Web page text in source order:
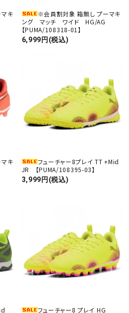
キ
※会員割対象 箱無し プーマキ
ング マッチ ワイド HG/AG
【PUMA/108318-01】
6,999円(税込)
キ
フューチャー8プレイ TT +Mid
JR 【PUMA/108395-03】
3,999円(税込)
フューチャー8 プレイ HG